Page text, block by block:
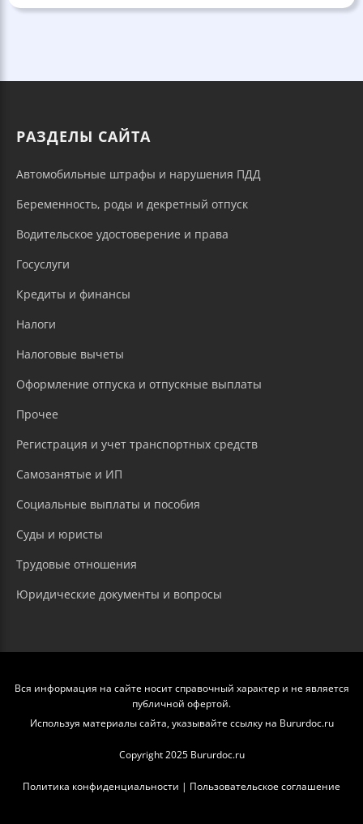
РАЗДЕЛЫ САЙТА
Автомобильные штрафы и нарушения ПДД
Беременность, роды и декретный отпуск
Водительское удостоверение и права
Госуслуги
Кредиты и финансы
Налоги
Налоговые вычеты
Оформление отпуска и отпускные выплаты
Прочее
Регистрация и учет транспортных средств
Самозанятые и ИП
Социальные выплаты и пособия
Суды и юристы
Трудовые отношения
Юридические документы и вопросы
Вся информация на сайте носит справочный характер и не является
публичной офертой.
Используя материалы сайта, указывайте ссылку на Bururdoc.ru
Copyright 2025 Bururdoc.ru
Политика конфиденциальности | Пользовательское соглашение